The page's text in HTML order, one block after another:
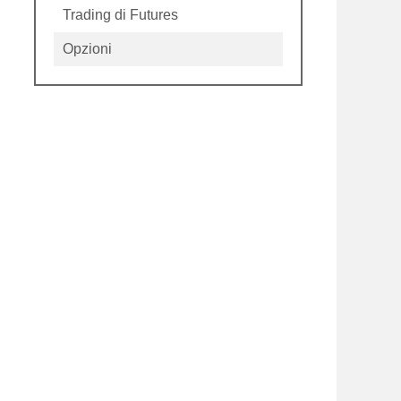
Trading di Futures
Opzioni